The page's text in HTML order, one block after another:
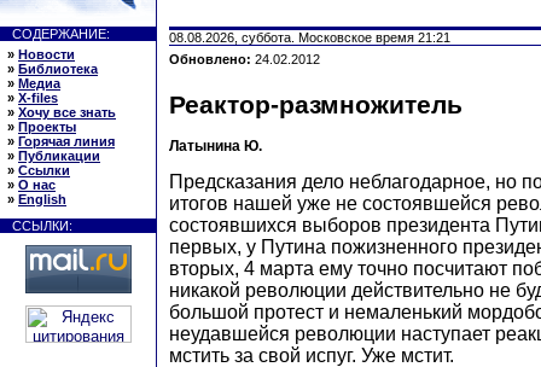
СОДЕРЖАНИЕ:
» Новости
» Библиотека
» Медиа
» X-files
» Хочу все знать
» Проекты
» Горячая линия
» Публикации
» Ссылки
» О нас
» English
ССЫЛКИ:
08.08.2026, суббота. Московское время 21:21
Обновлено: 24.02.2012
Реактор-размножитель
Латынина Ю.
Предсказания дело неблагодарное, но
итогов нашей уже не состоявшейся
состоявшихся выборов президента
первых, у Путина пожизненного
вторых, 4 марта ему точно посчитают
никакой революции действительно не
большой протест и немаленький
неудавшейся революции наступает
мстить за свой испуг. Уже мстит.